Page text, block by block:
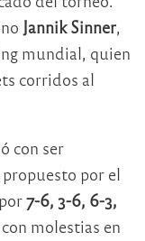
Jannik Sinner,
mundial, quien
corridos al
con ser
por el
7-6, 3-6, 6-3,
molestias en